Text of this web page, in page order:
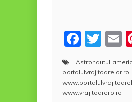
F
a
c
e
T
w
itt
er
E
m
l
Astronautul
portalulvrajitoarelor.ro
www.vrajitoarero.ro